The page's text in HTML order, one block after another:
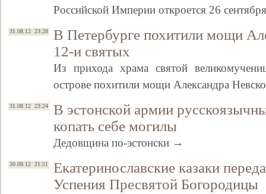
Российской Империи откроется 26
31.08.12 23:28
В Петербурге похитили мощи
12-и святых
Из прихода храма святой
острове похитили мощи Александра
31.08.12 23:24
В эстонской армии
копать себе могилы
Дедовщина по-эстонски →
30.08.12 21:51
Екатеринославские казаки
Успения Пресвятой Богородицы